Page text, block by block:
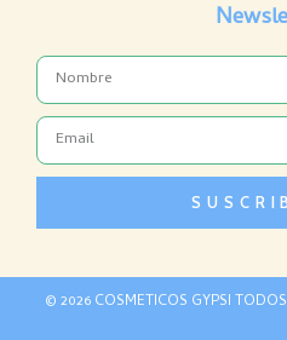
Name
Email
© 2026 COSMETICOS GYPSI